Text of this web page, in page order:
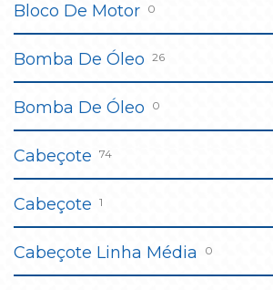
Bloco De Motor 0
Bomba De Óleo 26
Bomba De Óleo 0
Cabeçote 74
Cabeçote 1
Cabeçote Linha Média 0